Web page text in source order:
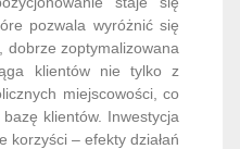
pozwala wyróżnić się
dobrze zoptymalizowana
klientów nie tylko z
miejscowości, co
klientów. Inwestycja
korzyści – efekty działań